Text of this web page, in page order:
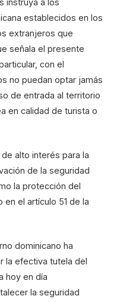
instruya a los
establecidos en los
extranjeros que
señala el presente
con el
no puedan optar jamás
de entrada al territorio
en calidad de turista o
alto interés para la
de la seguridad
la protección del
el artículo 51 de la
dominicano ha
la efectiva tutela del
hoy en día
la seguridad